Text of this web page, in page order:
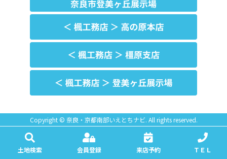
土地検索 会員登録 来店予約 ＴＥＬ
Copyright © 奈良・京都南部いえとちナビ. All rights reserved.